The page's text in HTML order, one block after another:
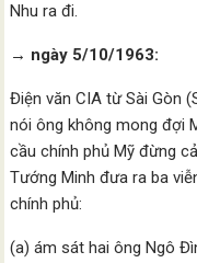
Nhu ra đi.
→ ngày 5/10/1963:
Điện văn CIA từ Sài Gòn
nói ông không mong đợi
cầu chính phủ Mỹ đừng
Tướng Minh đưa ra ba
chính phủ:
(a) ám sát hai ông Ngô